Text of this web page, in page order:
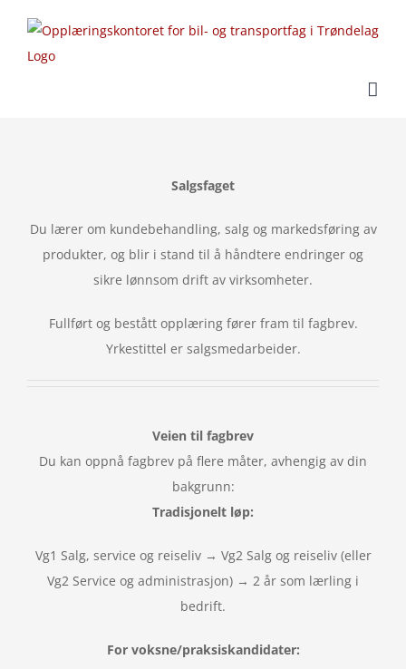
content
Salgsfaget
Du lærer om kundebehandling, salg og markedsføring av
produkter, og blir i stand til å håndtere endringer og
sikre lønnsom drift av virksomheter.
Fullført og bestått opplæring fører fram til fagbrev.
Yrkestittel er salgsmedarbeider.
Veien til fagbrev
Du kan oppnå fagbrev på flere måter, avhengig av din
bakgrunn:
Tradisjonelt løp:
Vg1 Salg, service og reiseliv → Vg2 Salg og reiseliv (eller
Vg2 Service og administrasjon) → 2 år som lærling i
bedrift.
For voksne/praksiskandidater: